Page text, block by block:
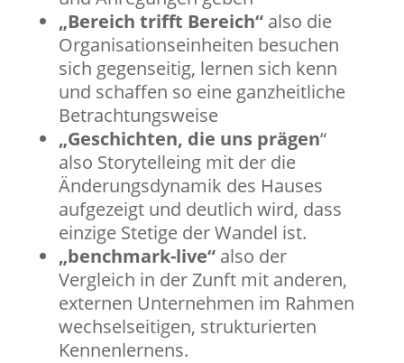
„Bereich trifft Bereich“also die
Organisationseinheiten besuchen
sich gegenseitig, lernen sich kenn
und schaffen so eine ganzheitliche
Betrachtungsweise
„Geschichten, die uns prägen“
also Storytelleing mit der die
Änderungsdynamik des Hauses
aufgezeigt und deutlich wird, dass
einzige Stetige der Wandel ist.
„benchmark-live“also der
Vergleich in der Zunft mit anderen,
externen Unternehmen im Rahmen
wechselseitigen, strukturierten
Kennenlernens.